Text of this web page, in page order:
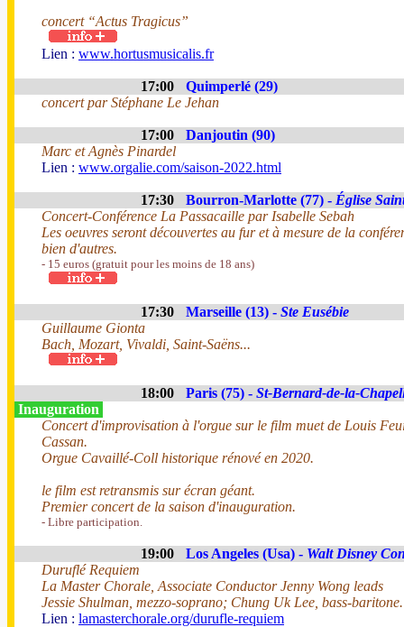
concert “Actus Tragicus”
Lien : www.hortusmusicalis.fr
17:00
Quimperlé (29)
concert par Stéphane Le Jehan
17:00
Danjoutin (90)
Marc et Agnès Pinardel
Lien : www.orgalie.com/saison-2022.html
17:30 Bourron-Marlotte (77) - Église
Concert-Conférence La Passacaille par Isabelle Sebah
Les oeuvres seront découvertes au fur et à mesure de la
bien d'autres.
- 15 euros (gratuit pour les moins de 18 ans)
17:30 Marseille (13) - Ste Eusébie
Guillaume Gionta
Bach, Mozart, Vivaldi, Saint-Saëns...
18:00 Paris (75) - St-Bernard-de-la-
Inauguration
Concert d'improvisation à l'orgue sur le film muet de Louis
Cassan.
Orgue Cavaillé-Coll historique rénové en 2020.
le film est retransmis sur écran géant.
Premier concert de la saison d'inauguration.
- Libre participation.
19:00 Los Angeles (Usa) - Walt Disney
Duruflé Requiem
La Master Chorale, Associate Conductor Jenny Wong leads
Jessie Shulman, mezzo-soprano; Chung Uk Lee, bass-baritone.
Lien : lamasterchorale.org/durufle-requiem